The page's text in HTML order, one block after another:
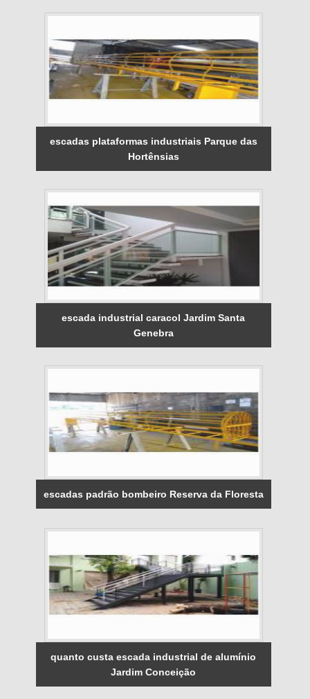
escadas plataformas industriais Parque das
Hortênsias
escada industrial caracol Jardim Santa
Genebra
escadas padrão bombeiro Reserva da Floresta
quanto custa escada industrial de alumínio
Jardim Conceição